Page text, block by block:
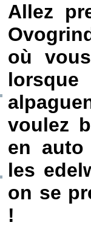
Allez
où
voulez
en
les
on se
!